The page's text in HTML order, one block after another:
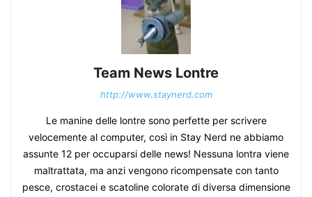
Team News Lontre
http://www.staynerd.com
Le manine delle lontre sono perfette per scrivere
velocemente al computer, così in Stay Nerd ne abbiamo
assunte 12 per occuparsi delle news! Nessuna lontra viene
maltrattata, ma anzi vengono ricompensate con tanto
pesce, crostacei e scatoline colorate di diversa dimensione